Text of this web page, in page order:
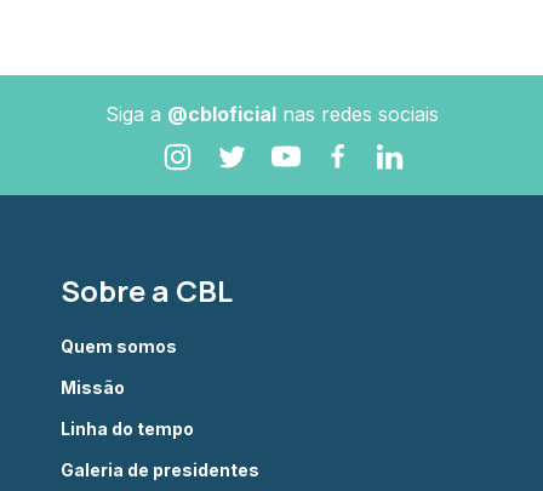
Siga a @cbloficialnas redes sociais
Sobre a CBL
Quem somos
Missão
Linha do tempo
Galeria de presidentes